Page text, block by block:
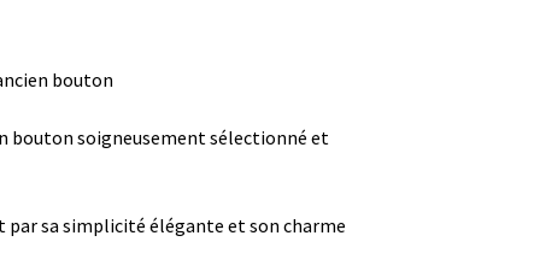
bouton
bouton soigneusement sélectionné et
par sa simplicité élégante et son charme